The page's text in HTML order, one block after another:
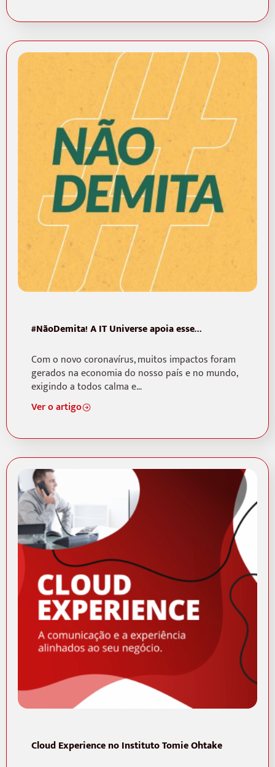
#NãoDemita! A IT Universe apoia esse…
Com o novo coronavírus, muitos impactos foram
gerados na economia do nosso país e no mundo,
exigindo a todos calma e…
Ver o artigo
Cloud Experience no Instituto Tomie Ohtake